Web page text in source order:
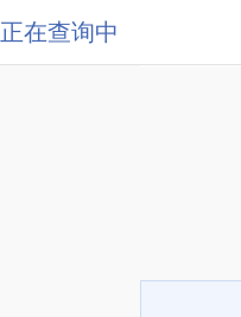
正在查询中